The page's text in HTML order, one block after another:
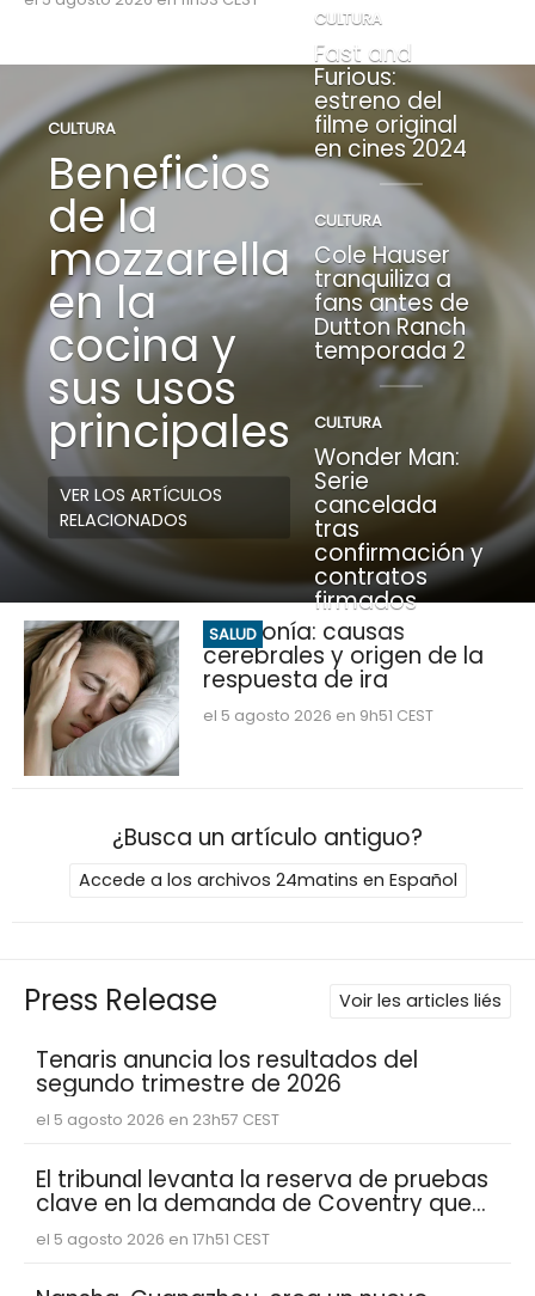
CULTURA
Beneficios
de la
mozzarella
en la
cocina y
sus usos
principales
VER LOS ARTÍCULOS
RELACIONADOS
CULTURA
Fast and
Furious:
estreno del
filme original
en cines 2024
CULTURA
Cole Hauser
tranquiliza a
fans antes de
Dutton Ranch
temporada 2
CULTURA
Wonder Man:
Serie
cancelada
tras
confirmación y
contratos
firmados
SALUD
Misofonía: causas
cerebrales y origen de la
respuesta de ira
el 5 agosto 2026 en 9h51 CEST
¿Busca un artículo antiguo?
Accede a los archivos 24matins en Español
Press Release Voir les articles liés
Tenaris anuncia los resultados del
segundo trimestre de 2026
el 5 agosto 2026 en 23h57 CEST
El tribunal levanta la reserva de pruebas
clave en la demanda de Coventry que
muestran que Abacus Global
Management se basó en estimaciones
el 5 agosto 2026 en 17h51 CEST